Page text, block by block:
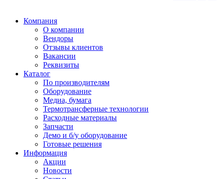
Компания
О компании
Вендоры
Отзывы клиентов
Вакансии
Реквизиты
Каталог
По производителям
Оборудование
Медиа, бумага
Термотрансферные технологии
Расходные материалы
Запчасти
Демо и б/у оборудование
Готовые решения
Информация
Акции
Новости